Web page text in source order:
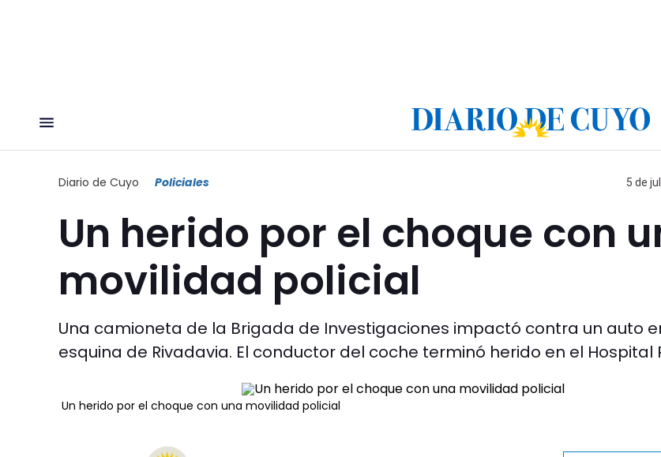
Diario de Cuyo Policiales 5 de
Un herido por el choque con
movilidad policial
Una camioneta de la Brigada de Investigaciones impactó contra un auto
esquina de Rivadavia. El conductor del coche terminó herido en el Hospital
Un herido por el choque con una movilidad policial